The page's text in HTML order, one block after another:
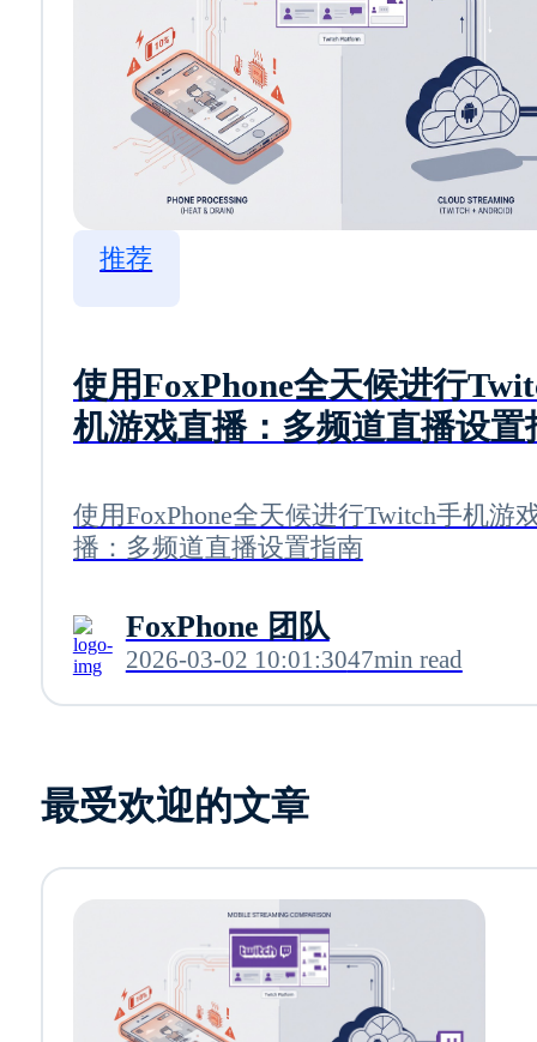
推荐
使用FoxPhone全天候进行
机游戏直播：多频道直播设置
使用FoxPhone全天候进行Twitch手机游
播：多频道直播设置指南
FoxPhone 团队
2026-03-02 10:01:3047min read
最受欢迎的文章